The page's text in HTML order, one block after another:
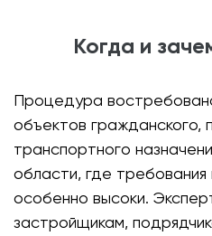
Когда и
Процедура
объектов гражданского,
транспортного
области, где
особенно высоки.
застройщикам,